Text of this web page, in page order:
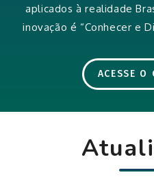
aplicados à realidade
inovação é “Conhecer e
ACESSE O